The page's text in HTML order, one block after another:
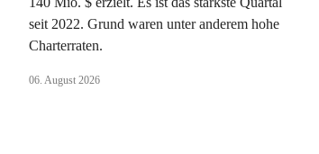
seit 2022. Grund waren unter anderem hohe
Charterraten.
06. August 2026